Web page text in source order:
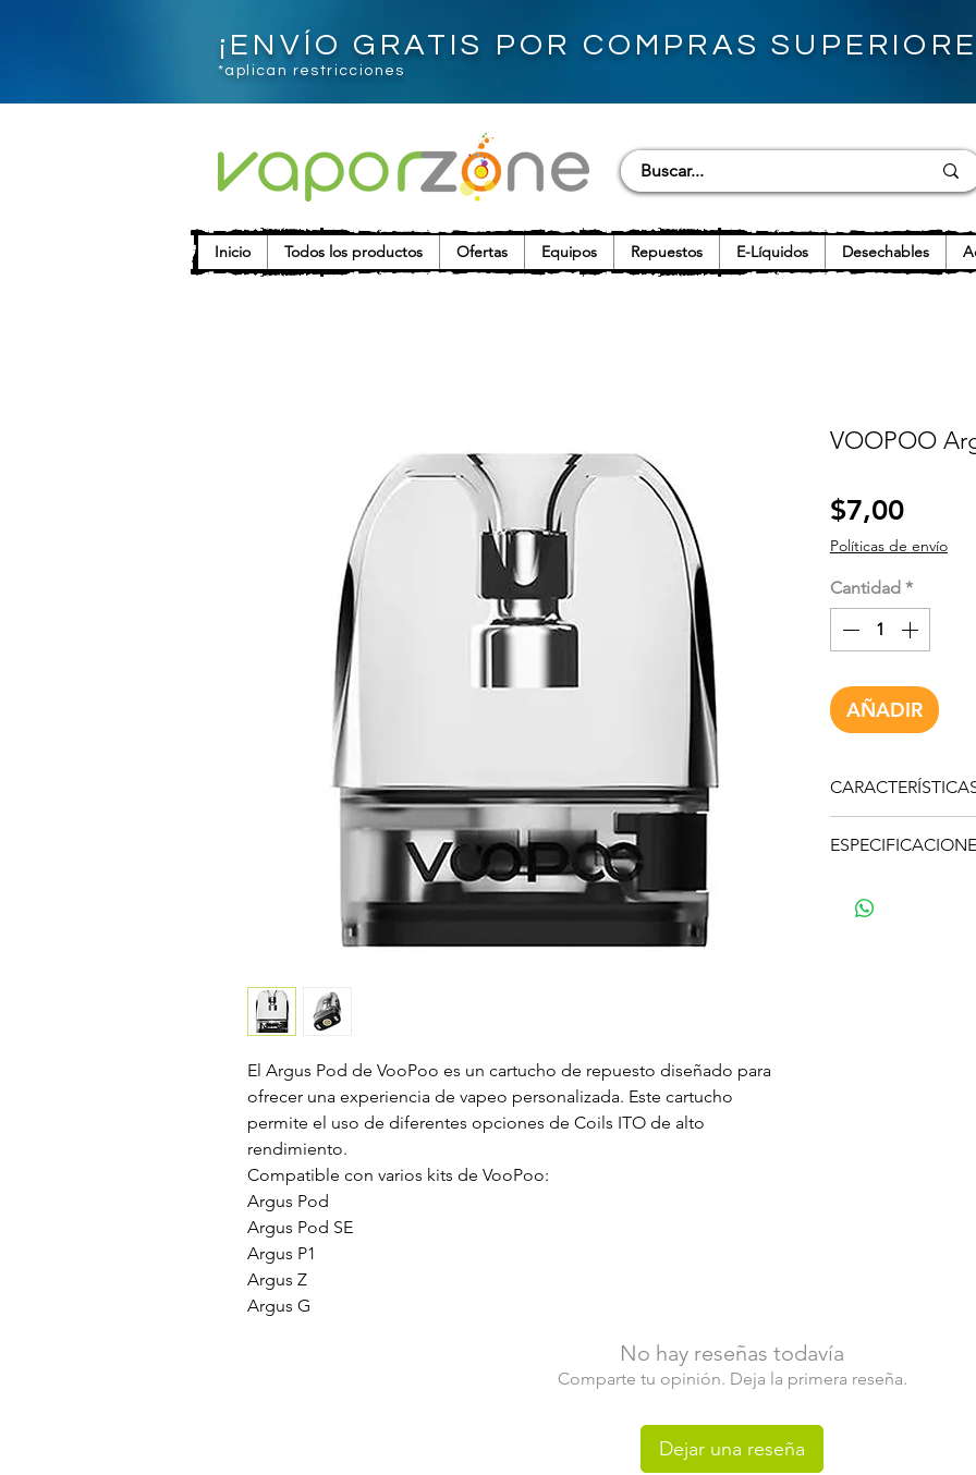
¡ENVÍO GRATIS POR COMPRAS
*aplican restricciones
Inicio Todos los productos Ofertas Equipos Repuestos E-Líquidos Desechables
El Argus Pod de VooPoo es un cartucho de repuesto diseñado para
ofrecer una experiencia de vapeo personalizada. Este cartucho
permite el uso de diferentes opciones de Coils ITO de alto
rendimiento.
Compatible con varios kits de VooPoo:
Argus Pod
Argus Pod SE
Argus P1
Argus Z
Argus G
VOOPOO
$7,00Precio
Políticas de envío
Cantidad *
AÑADIR
experiencia de
ingesta de aire
Estructura de
Sistema de
No hay reseñas todavía
Comparte tu opinión. Deja la primera reseña.
Dejar una reseña